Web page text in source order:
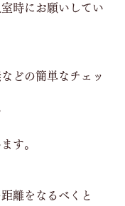
時にお願いしてい
どの簡単なチェッ
す。
離をなるべくと